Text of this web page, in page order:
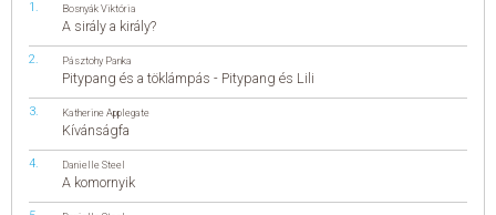
Bosnyák Viktória
A sirály a király?
Pásztohy Panka
Pitypang és a töklámpás - Pitypang és Lili
Katherine Applegate
Kívánságfa
Danielle Steel
A komornyik